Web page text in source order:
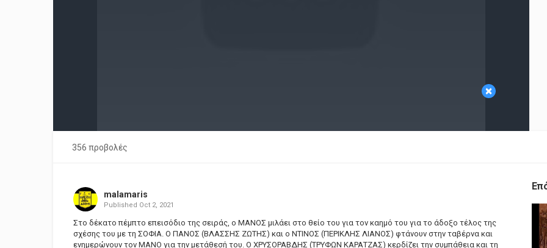
×
356 προβολές
malamaris
Published Oct 2, 2021
Στο δέκατο πέμπτο επεισόδιο της σειράς, ο ΜΑΝΟΣ μιλάει στο θείο του για τον καημό του για το άδοξο τέλος της
σχέσης του με τη ΣΟΦΙΑ. Ο ΠΑΝΟΣ (ΒΛΑΣΣΗΣ ΖΩΤΗΣ) και ο ΝΤΙΝΟΣ (ΠΕΡΙΚΛΗΣ ΛΙΑΝΟΣ) φτάνουν στην ταβέρνα και
ενημερώνουν τον ΜΑΝΟ για την μετάθεσή του. Ο ΧΡΥΣΟΡΑΒΔΗΣ (ΤΡΥΦΩΝ ΚΑΡΑΤΖΑΣ) κερδίζει την συμπάθεια και τη